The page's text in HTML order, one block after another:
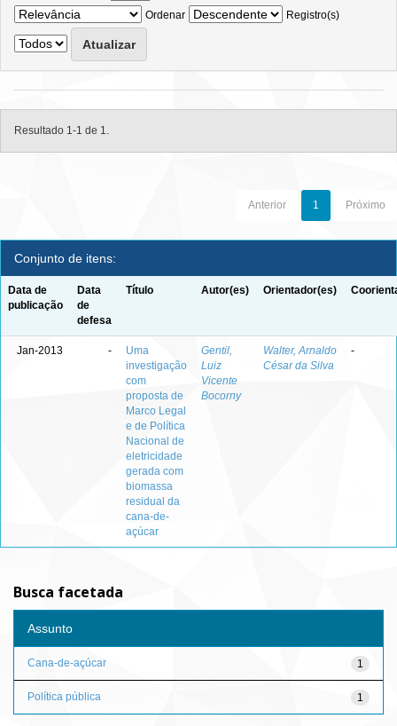
Ordenar
Registro(s)
Resultado 1-1 de 1.
Anterior 1 Próximo
Conjunto de itens:
Data de
publicação
Data
de
defesa
Título Autor(es) Orientador(es)
Jan-2013 -
Uma
investigação
com
proposta de
Marco Legal
e de Política
Nacional de
eletricidade
gerada com
biomassa
residual da
cana-de-
açúcar
Gentil,
Luiz
Vicente
Bocorny
Walter, Arnaldo
César da Silva
-
Busca facetada
Assunto
1
Cana-de-açúcar
1
Política pública